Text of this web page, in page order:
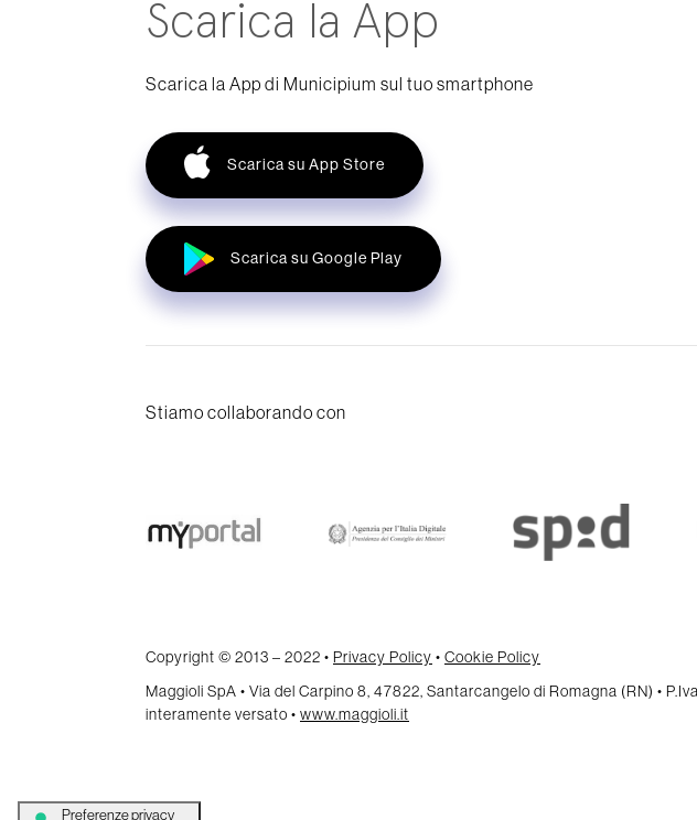
Scarica la App
Scarica la App di Municipium sul tuo smartphone
Scarica su App Store
Scarica su Google Play
Stiamo collaborando con
Copyright © 2013 – 2022 • Privacy Policy • Cookie Policy
Maggioli SpA • Via del Carpino 8, 47822, Santarcangelo di Romagna (RN) •
interamente versato • www.maggioli.it